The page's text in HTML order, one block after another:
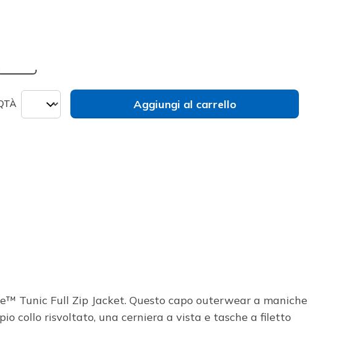
Aggiungi al carrello
Tunic Full Zip Jacket. Questo capo outerwear a maniche
collo risvoltato, una cerniera a vista e tasche a filetto